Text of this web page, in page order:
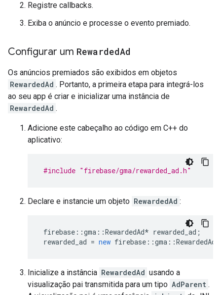
Registre callbacks.
Exiba o anúncio e processe o evento premiado.
Configurar um RewardedAd
Os anúncios premiados são exibidos em objetos
RewardedAd . Portanto, a primeira etapa para integrá-los
ao seu app é criar e inicializar uma instância de
RewardedAd .
Adicione este cabeçalho ao código em C++ do
aplicativo:
#include "firebase/gma/rewarded_ad.h"
Declare e instancie um objeto RewardedAd :
firebase ::gma ::RewardedAd* rewarded_ad ;
rewarded_ad = new firebase ::gma ::RewardedAd
Inicialize a instância RewardedAd usando a
visualização pai transmitida para um tipo AdParent .